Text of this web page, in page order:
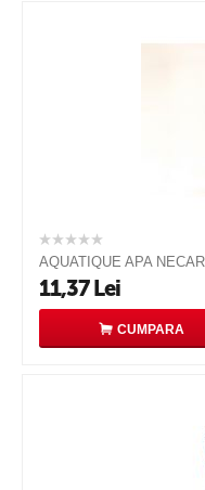
AQUATIQUE APA
11,37 Lei
CUMPARA